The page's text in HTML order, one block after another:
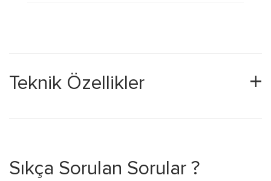
Teknik Özellikler
Sıkça Sorulan Sorular ?